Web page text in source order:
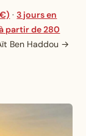
·3 jours en
partir de 280
Ben Haddou →